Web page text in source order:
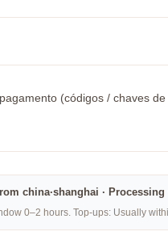
(códigos / chaves
china·shanghai ·
0–2 hours. Top-ups: Usually